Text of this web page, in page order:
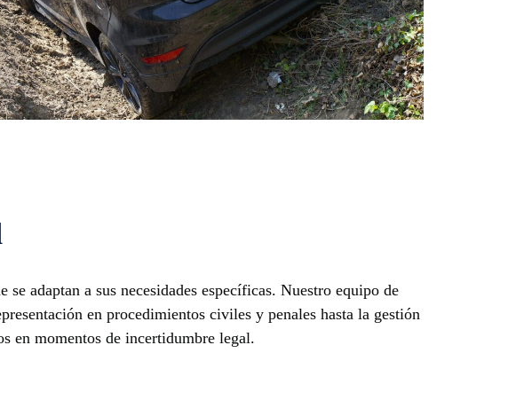
adaptan a sus necesidades específicas. Nuestro equipo de
en procedimientos civiles y penales hasta la gestión
en momentos de incertidumbre legal.